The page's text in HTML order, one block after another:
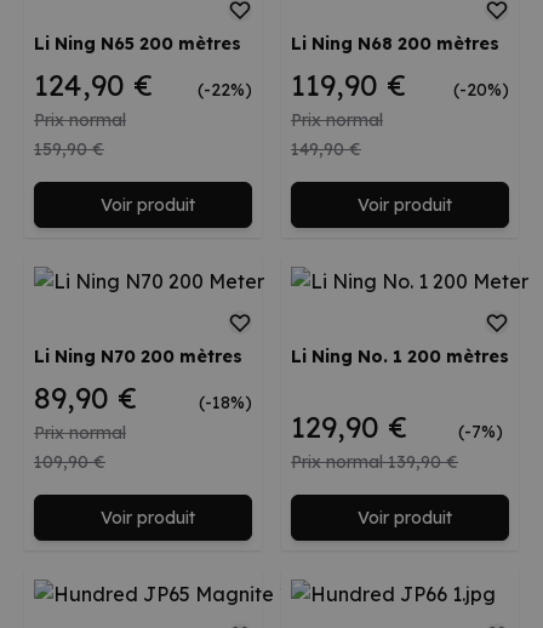
Li Ning N65 200 mètres
124,90 €
Prix normal
159,90 €
(-22%)
Voir produit
Li Ning N68 200 mètres
119,90 €
Prix normal
149,90 €
(-20%)
Voir produit
Li Ning N70 200 mètres
89,90 €
Prix normal
109,90 €
(-18%)
Voir produit
Li Ning No. 1 200 mètres
129,90 €
Prix normal 139,90 €
(-7%)
Voir produit